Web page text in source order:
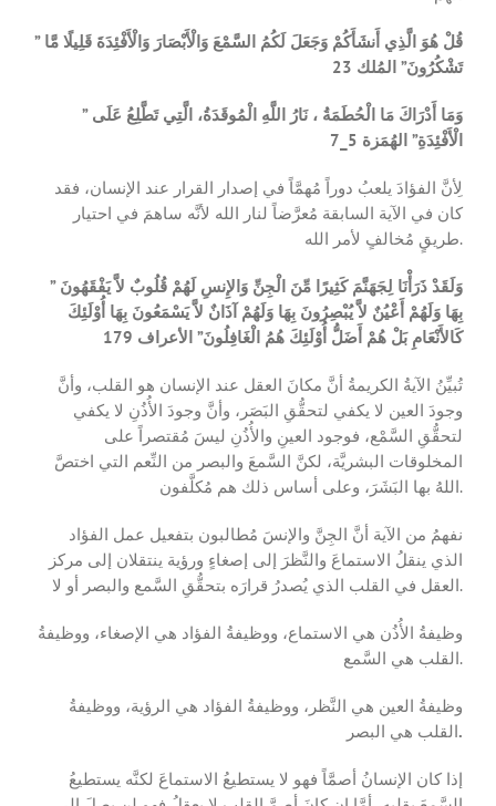
” قُلْ هُوَ الَّذِي أَنشَأَكُمْ وَجَعَلَ لَكُمُ السَّمْعَ وَالْأَبْصَارَ وَالْأَفْئِدَةَ قَلِيلًا مَّا
تَشْكُرُونَ” المُلك 23
” وَمَا أَدْرَاكَ مَا الْحُطَمَةُ ، نَارُ اللَّهِ الْمُوقَدَةُ، الَّتِي تَطَّلِعُ عَلَى
الْأَفْئِدَةِ” الهُمَزة 5_7
لِأنَّ الفؤادَ يلعبُ دوراً مُهمَّاً في إصدار القرار عند الإنسان، فقد
كان في الآية السابقة مُعرَّضاً لنار الله لأنَّه ساهمَ في احتيار
طريقٍ مُخالفٍ لأمر الله.
” وَلَقَدْ ذَرَأْنَا لِجَهَنَّمَ كَثِيرًا مِّنَ الْجِنِّ وَالإِنسِ لَهُمْ قُلُوبٌ لاَّ يَفْقَهُونَ
بِهَا وَلَهُمْ أَعْيُنٌ لاَّ يُبْصِرُونَ بِهَا وَلَهُمْ آذَانٌ لاَّ يَسْمَعُونَ بِهَا أُوْلَئِكَ
كَالأَنْعَامِ بَلْ هُمْ أَضَلُّ أُوْلَئِكَ هُمُ الْغَافِلُونَ” الأعراف 179
تُبيِّنُ الآيةُ الكريمةُ أنَّ مكانَ العقل عند الإنسان هو القلب، وأنَّ
وجودَ العين لا يكفي لتحقُّقِ البَصَر، وأنَّ وجودَ الأُذُنِ لا يكفي
لتحقُّقِ السَّمْع، فوجود العينِ والأُذُنِ ليسَ مُقتصراً على
المخلوقات البشريَّة، لكنَّ السَّمعَ والبصر من النِّعم التي اختصَّ
اللهُ بها البَشَرَ، وعلى أساس ذلك هم مُكلَّفون.
نفهمُ من الآية أنَّ الجِنَّ والإنسَ مُطالبون بتفعيل عمل الفؤاد
الذي ينقلُ الاستماعَ والنَّظرَ إلى إصغاءٍ ورؤية ينتقلان إلى مركز
العقل في القلب الذي يُصدرُ قرارَه بتحقُّقِ السَّمع والبصر أو لا.
وظيفةُ الأُذُن هي الاستماع، ووظيفةُ الفؤاد هي الإصغاء، ووظيفةُ
القلب هي السَّمع.
وظيفةُ العين هي النَّظر، ووظيفةُ الفؤاد هي الرؤية، ووظيفةُ
القلب هي البصر.
إذا كان الإنسانُ أصمَّاً فهو لا يستطيعُ الاستماعَ لكنَّه يستطيعُ